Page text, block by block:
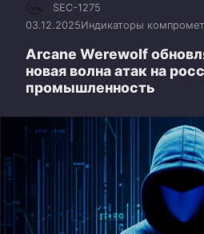
SEC-1275
03.12.2025Индикаторы
Arcane Werewolf
новая волна атак на
промышленность